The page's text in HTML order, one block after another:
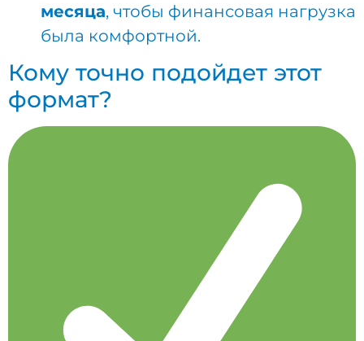
месяца, чтобы финансовая нагрузка
была комфортной.
Кому точно подойдет этот
формат?